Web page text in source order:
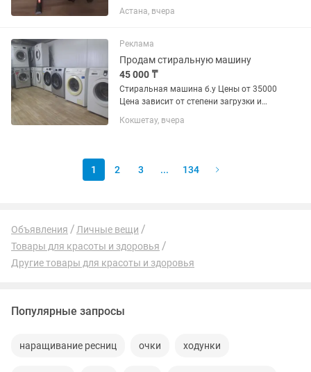
электронное табло показывает расход
калорий, скорость, пульс, время.
занимает место. Возможна
рассрочка,...
Астана, вчера
Реклама
Продам стиральную машину
45 000 ₸
Стиральная машина б.у Цены от 35000
Цена зависит от степени загрузки и
машинки после капитального ремонта
помытые...
Кокшетау, вчера
1 2 3 ... 134
Объявления
Личные вещи
Товары для красоты и здоровья
Другие товары для красоты и здоровья
Популярные запросы
наращивание ресниц очки ходунки